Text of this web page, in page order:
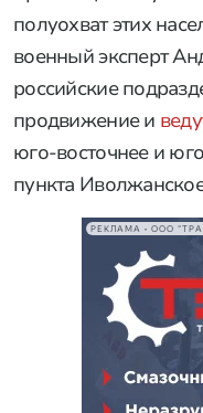
полуохват этих
военный эксперт
российские
продвижение и
юго-восточнее и
пункта